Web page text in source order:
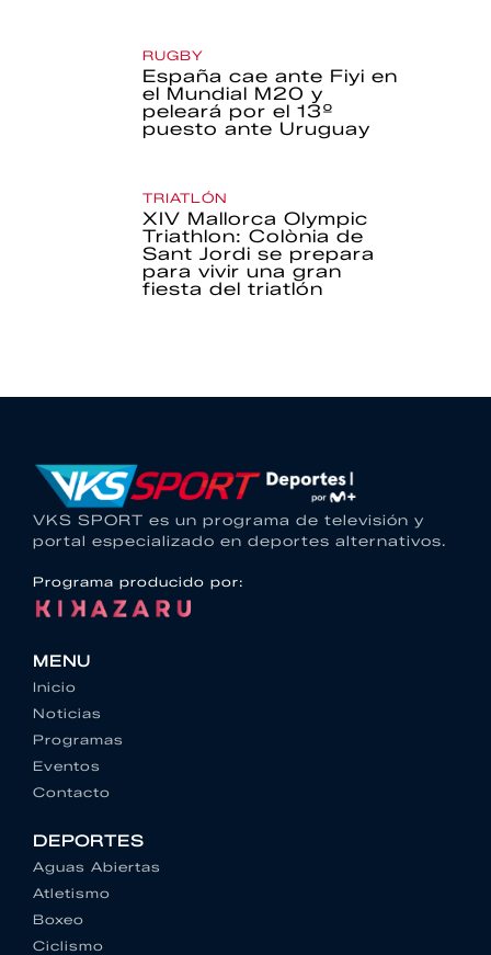
RUGBY
España cae ante Fiyi en
el Mundial M20 y
peleará por el 13º
puesto ante Uruguay
TRIATLÓN
XIV Mallorca Olympic
Triathlon: Colònia de
Sant Jordi se prepara
para vivir una gran
fiesta del triatlón
VKS SPORT es un programa de televisión y
portal especializado en deportes alternativos.
Programa producido por:
MENU
Inicio
Noticias
Programas
Eventos
Contacto
DEPORTES
Aguas Abiertas
Atletismo
Boxeo
Ciclismo